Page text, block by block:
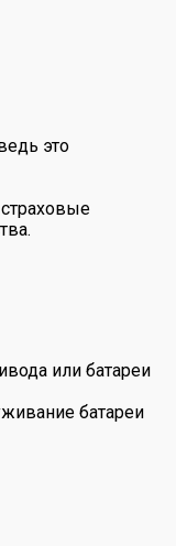
это
или батареи
батареи